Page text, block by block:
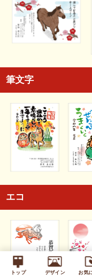
トップ デザイン お気
筆文字
エコ